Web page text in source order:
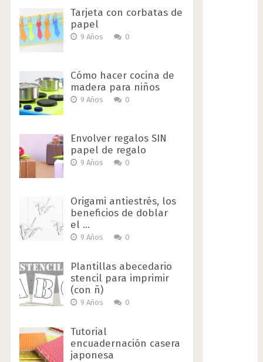
Tarjeta con corbatas de
papel
9 Años 0
Cómo hacer cocina de
madera para niños
9 Años 0
Envolver regalos SIN
papel de regalo
9 Años 0
Origami antiestrés, los
beneficios de doblar
el …
9 Años 0
Plantillas abecedario
stencil para imprimir
(con ñ)
9 Años 0
Tutorial
encuadernación casera
japonesa